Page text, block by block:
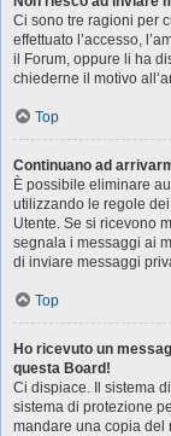
Ci sono tre ragioni per
effettuato l’accesso,
il Forum, oppure li ha
chiederne il motivo
Top
Continuano ad
È possibile eliminare
utilizzando le regole
Utente. Se si ricevono
segnala i messaggi ai
di inviare messaggi
Top
Ho ricevuto un
questa Board!
Ci dispiace. Il sistema
sistema di protezione
mandare una copia del